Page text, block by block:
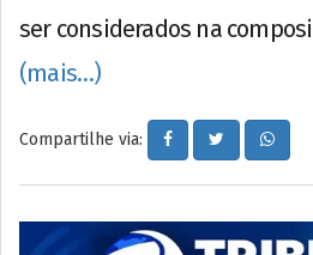
ser considerados na
(mais…)
Compartilhe via: